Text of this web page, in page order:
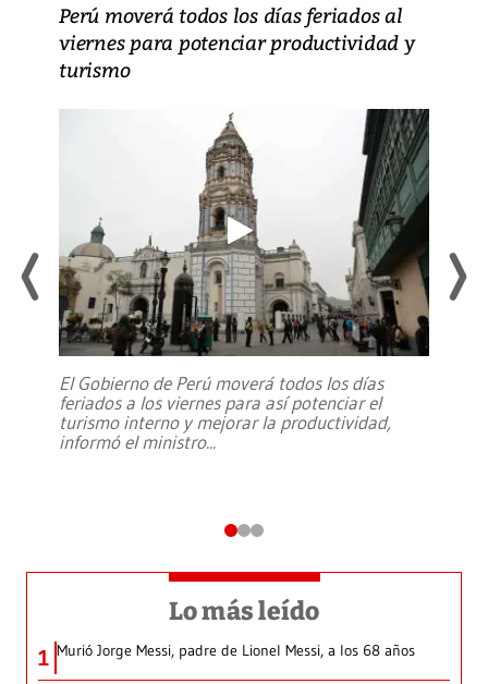
Perú moverá todos los días feriados al
viernes para potenciar productividad y
turismo
El Gobierno de Perú moverá todos los días
feriados a los viernes para así potenciar el
turismo interno y mejorar la productividad,
informó el ministro...
Lo más leído
1 Murió Jorge Messi, padre de Lionel Messi, a los 68 años